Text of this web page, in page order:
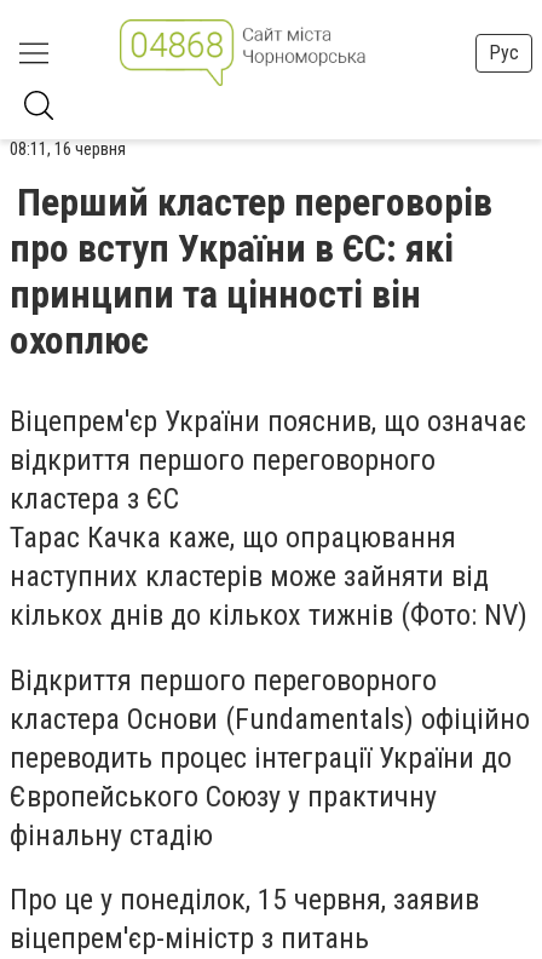
Рус
08:11, 16 червня
Перший кластер переговорів
про вступ України в ЄС: які
принципи та цінності він
охоплює
Віцепрем'єр України пояснив, що означає
відкриття першого переговорного
кластера з ЄС
Тарас Качка каже, що опрацювання
наступних кластерів може зайняти від
кількох днів до кількох тижнів (Фото: NV)
Відкриття першого переговорного
кластера Основи (Fundamentals) офіційно
переводить процес інтеграції України до
Європейського Союзу у практичну
фінальну стадію
Про це у понеділок, 15 червня, заявив
віцепрем'єр-міністр з питань